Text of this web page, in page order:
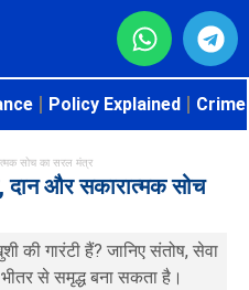
Policy Explained
सोच का सरल मंत्र
और सकारात्मक सोच
की गारंटी हैं? जानिए संतोष, सेवा
से समृद्ध बना सकता है।